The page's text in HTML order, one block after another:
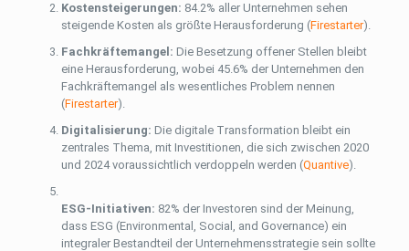
Kostensteigerungen: 84.2% aller Unternehmen sehen
steigende Kosten als größte Herausforderung​ (Firestarter)​.
Fachkräftemangel: Die Besetzung offener Stellen bleibt
eine Herausforderung, wobei 45.6% der Unternehmen den
Fachkräftemangel als wesentliches Problem nennen​
(Firestarter)​.
Digitalisierung: Die digitale Transformation bleibt ein
zentrales Thema, mit Investitionen, die sich zwischen 2020
und 2024 voraussichtlich verdoppeln werden​ (Quantive)​.
ESG-Initiativen: 82% der Investoren sind der Meinung,
dass ESG (Environmental, Social, and Governance) ein
integraler Bestandteil der Unternehmensstrategie sein sollte​